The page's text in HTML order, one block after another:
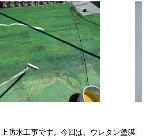
防水工事です。今回は、ウレタン塗膜